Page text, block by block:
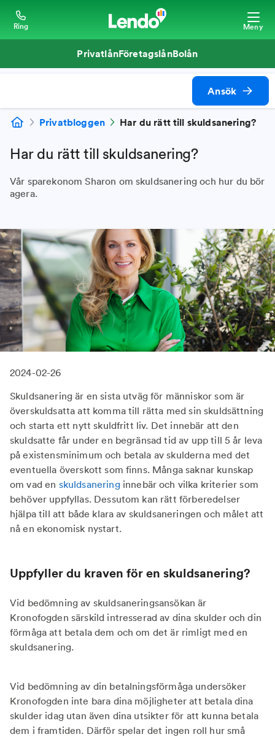
Ring Meny
PrivatlånFöretagslånBolån
Ansök
Privatbloggen Har du rätt till skuldsanering?
Har du rätt till skuldsanering?
Vår sparekonom Sharon om skuldsanering och hur du bör
agera.
2024-02-26
Skuldsanering är en sista utväg för människor som är
överskuldsatta att komma till rätta med sin skuldsättning
och starta ett nytt skuldfritt liv. Det innebär att den
skuldsatte får under en begränsad tid av upp till 5 år leva
på existensminimum och betala av skulderna med det
eventuella överskott som finns. Många saknar kunskap
om vad en skuldsaneringinnebär och vilka kriterier som
behöver uppfyllas. Dessutom kan rätt förberedelser
hjälpa till att både klara av skuldsaneringen och målet att
nå en ekonomisk nystart.
Uppfyller du kraven för en skuldsanering?
Vid bedömning av skuldsaneringsansökan är
Kronofogden särskild intresserad av dina skulder och din
förmåga att betala dem och om det är rimligt med en
skuldsanering.
Vid bedömning av din betalningsförmåga undersöker
Kronofogden inte bara dina möjligheter att betala dina
skulder idag utan även dina utsikter för att kunna betala
dem i framtiden. Därför spelar det ingen roll hur små